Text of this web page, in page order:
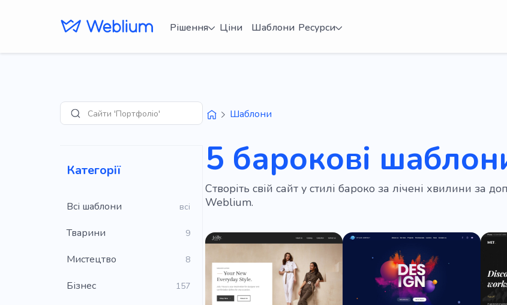
Рішення Ціни Шаблони Ресурси
ПошукСайти 'Портфоліо'
Категорії
Всі шаблони всі
Тварини 9
Мистецтво 8
Бізнес 157
Шаблони
5 барокові
Створіть свій сайт у стилі бароко за лічені хвилини за
Weblium.